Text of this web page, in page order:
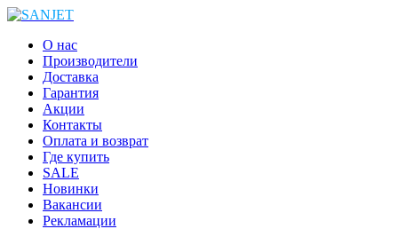
О нас
Производители
Доставка
Гарантия
Акции
Контакты
Оплата и возврат
Где купить
SALE
Новинки
Вакансии
Рекламации